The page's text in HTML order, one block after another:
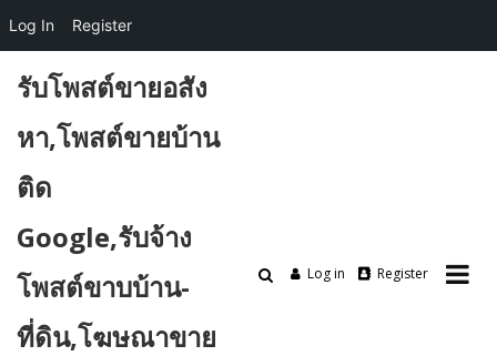
content
รับโพสต์ขายอสัง
หา,โพสต์ขายบ้าน
ติด
Google,รับจ้าง
โพสต์ขาบบ้าน-
ที่ดิน,โฆษณาขาย
Log in Register
Log In Register